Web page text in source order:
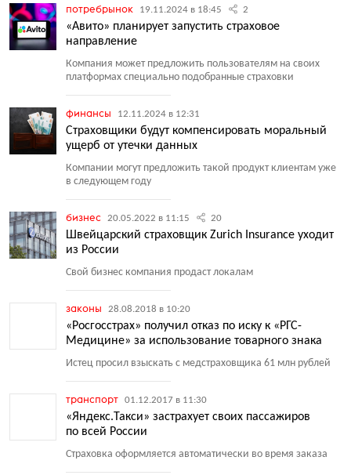
потребрынок 19.11.2024 в 18:45 2
«Авито» планирует запустить страховое
направление
Компания может предложить пользователям на своих
платформах специально подобранные страховки
финансы 12.11.2024 в 12:31
Страховщики будут компенсировать моральный
ущерб от утечки данных
Компании могут предложить такой продукт клиентам уже
в следующем году
бизнес 20.05.2022 в 11:15 20
Швейцарский страховщик Zurich Insurance уходит
из России
Свой бизнес компания продаст локалам
законы 28.08.2018 в 10:20
«Росгосстрах» получил отказ по иску к «РГС-
Медицине» за использование товарного знака
Истец просил взыскать с медстраховщика 61 млн рублей
транспорт 01.12.2017 в 11:30
«Яндекс.Такси» застрахует своих пассажиров
по всей России
Страховка оформляется автоматически во время заказа